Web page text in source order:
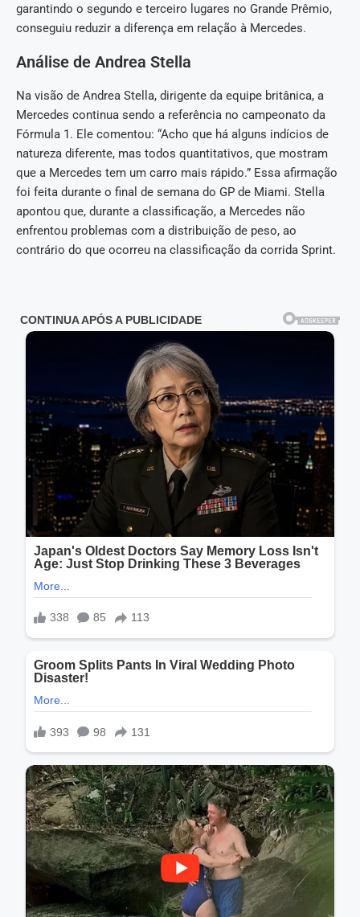
garantindo o segundo e terceiro lugares no Grande Prêmio,
conseguiu reduzir a diferença em relação à Mercedes.
Análise de Andrea Stella
Na visão de Andrea Stella, dirigente da equipe britânica, a
Mercedes continua sendo a referência no campeonato da
Fórmula 1. Ele comentou: “Acho que há alguns indícios de
natureza diferente, mas todos quantitativos, que mostram
que a Mercedes tem um carro mais rápido.” Essa afirmação
foi feita durante o final de semana do GP de Miami. Stella
apontou que, durante a classificação, a Mercedes não
enfrentou problemas com a distribuição de peso, ao
contrário do que ocorreu na classificação da corrida Sprint.